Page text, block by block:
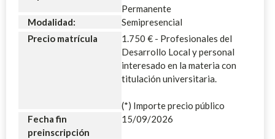
Permanente
Modalidad:
Semipresencial
Precio matrícula
1.750 € - Profesionales del
Desarrollo Local y personal
interesado en la materia con
titulación universitaria.
(*) Importe precio público
Fecha fin
preinscripción
15/09/2026